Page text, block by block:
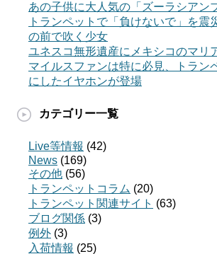
あの子供に大人気の「ズーラシアン
トランペットで「負けないで」を震
の前で吹く少女
ユネスコ無形遺産にメキシコのマリ
マイルスファンは特に必見、トラン
にしたイヤホンが登場
カテゴリー一覧
Live等情報 (42)
News (169)
その他 (56)
トランペットコラム (20)
トランペット関連サイト (63)
ブログ関係 (3)
例外 (3)
入荷情報 (25)